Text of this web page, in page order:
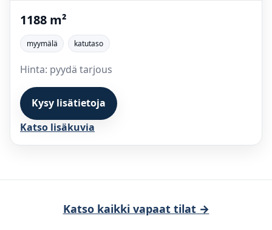
1188 m²
myymälä katutaso
Hinta: pyydä tarjous
Kysy lisätietoja
Katso lisäkuvia
Katso kaikki vapaat tilat →